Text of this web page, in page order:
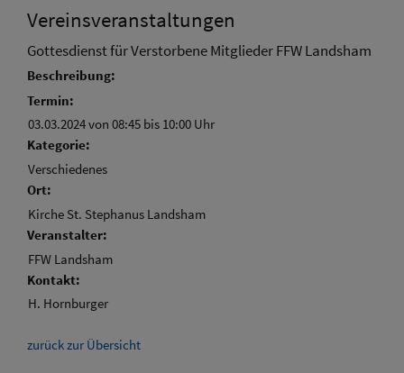
Vereinsveranstaltungen
Gottesdienst für Verstorbene Mitglieder FFW Landsham
Beschreibung:
Termin:
03.03.2024 von 08:45 bis 10:00 Uhr
Kategorie:
Verschiedenes
Ort:
Kirche St. Stephanus Landsham
Veranstalter:
FFW Landsham
Kontakt:
H. Hornburger
zurück zur Übersicht